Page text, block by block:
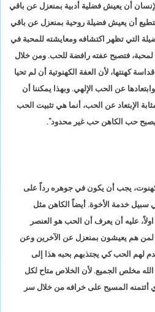
أن يعيش فضلية أدبية بمنعزل عن باقي
أن يعيش فضيلة روحية بمنعزل عن باقي
التي تظهر اكتشافه ومعايشته للمحبة في
لمحبة، فتصبح عفته رافضة للحب. ومن خلال
كهنتها، لأن العفة الكهنوتية أن لم تحيا
عن الحب الإلهي. وبهذا يمكننا أن
الإبتعاد عن الحب، أنما هي تثبيت الحب
حب الكاهن حب غير محدود”.
يجب أن يكون في جوهره رداً على
سبيل خدمة الأخوة. أيضاً الكاهن مثل
عليه أن يعرف أن الحب هو العنصر
هم يعيشون بمنعزل عن الآخرين وعن
لهم الحب كي يجتذبهم بحبه هذا إلى
مخلص الجميع. لأن الخلاص متاح لكل
المسيح على خرافه من خلال سر